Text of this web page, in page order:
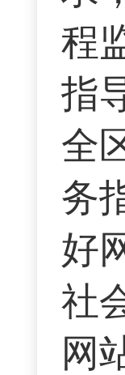
程
指
全
务
好
社
网